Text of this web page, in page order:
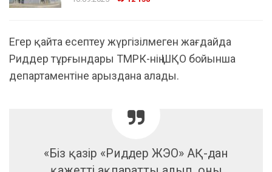
Егер қайта есептеу жүргізілмеген жағдайда
Риддер тұрғындары ТМРК-нің ШҚО бойынша
департаментіне арыздана алады.
«Біз қазір «Риддер ЖЭО» АҚ-дан